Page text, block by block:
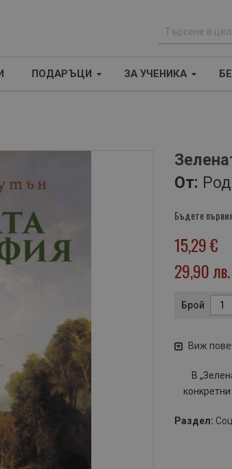
р
ПОДАРЪЦИ ЗА УЧЕНИКА
От:
Бъдете
15,29 €
29,90 лв.
Брой
Виж
В
Раздел: